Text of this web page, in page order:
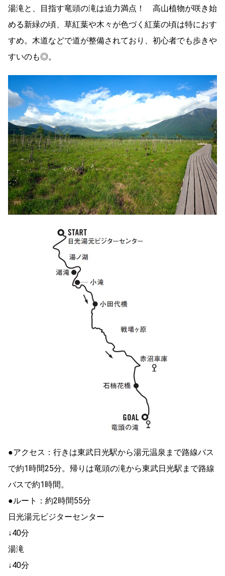
湯滝と、目指す竜頭の滝は迫力満点！ 高山植物が咲き始
める新緑の頃、草紅葉や木々が色づく紅葉の頃は特におす
すめ。木道などで道が整備されており、初心者でも歩きや
すいのも◎。
●アクセス：行きは東武日光駅から湯元温泉まで路線バス
で約1時間25分。帰りは竜頭の滝から東武日光駅まで路線
バスで約1時間。
●ルート：約2時間55分
日光湯元ビジターセンター
↓40分
湯滝
↓40分